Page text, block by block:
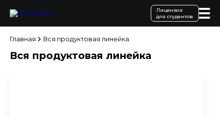
Лицензия
для студентов
Главная Вся продуктовая линейка
Вся продуктовая линейка